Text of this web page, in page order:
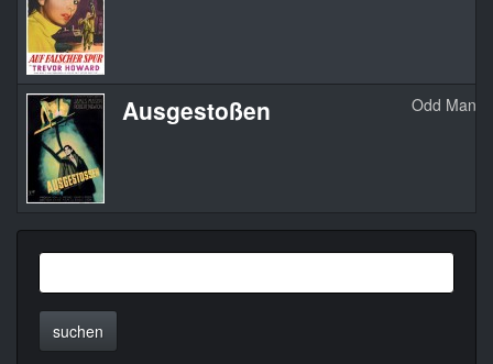
Ausgestoßen Odd Man
suchen